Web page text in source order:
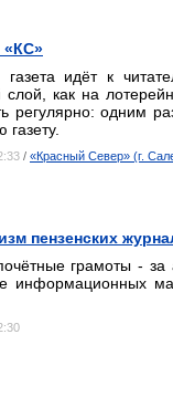
«КС»
газета идёт к
слой, как на
регулярно: одним
газету.
/ «Красный Север» (г.
пензенских
грамоты - за
информационных